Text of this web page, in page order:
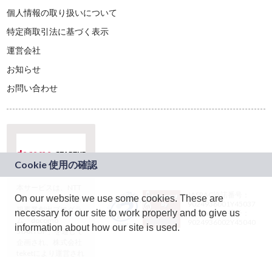
個人情報の取り扱いについて
特定商取引法に基づく表示
運営会社
お知らせ
お問い合わせ
ドコモグループの新
規事業創出プログラ
ム「docomo
STARTUP」を通じて
JASRAC許諾番号：
9024936001Y45037
JASRAC許諾番号：
On our website we use some cookies. These are
necessary for our site to work properly and to give us
information about how our site is used.